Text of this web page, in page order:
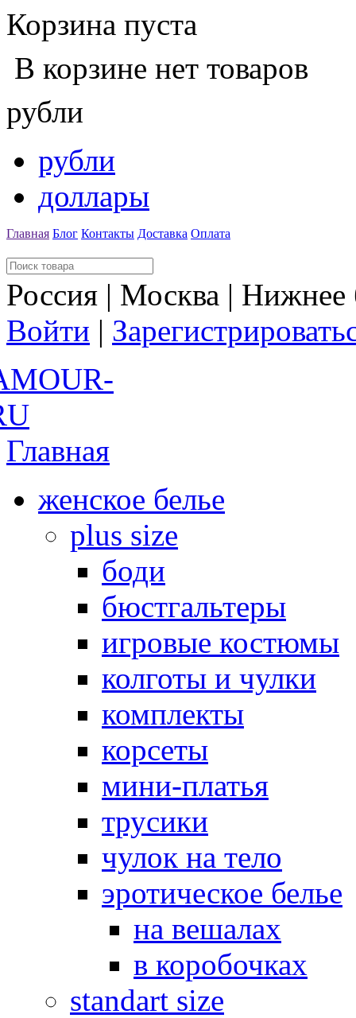
Корзина пуста
В корзине нет товаров
рубли
рубли
доллары
Главная Блог Контакты Доставка Оплата
Россия | Москва |
Войти |
Главная
женское белье
plus size
боди
бюстгальтеры
игровые костюмы
колготы и чулки
комплекты
корсеты
мини-платья
трусики
чулок на тело
эротическое белье
на вешалах
в коробочках
standart size